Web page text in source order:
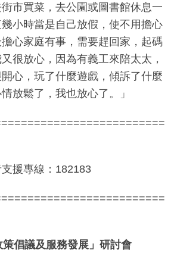
市買菜，去公園或圖書館休息一
小時當是自己放假，使不用擔心
心家庭有事，需要趕回家，起碼
很放心，因為有義工來陪太太，
心，玩了什麼遊戲，傾訴了什麼
放鬆了，我也放心了。」
援專線：182183
策倡議及服務發展」研討會